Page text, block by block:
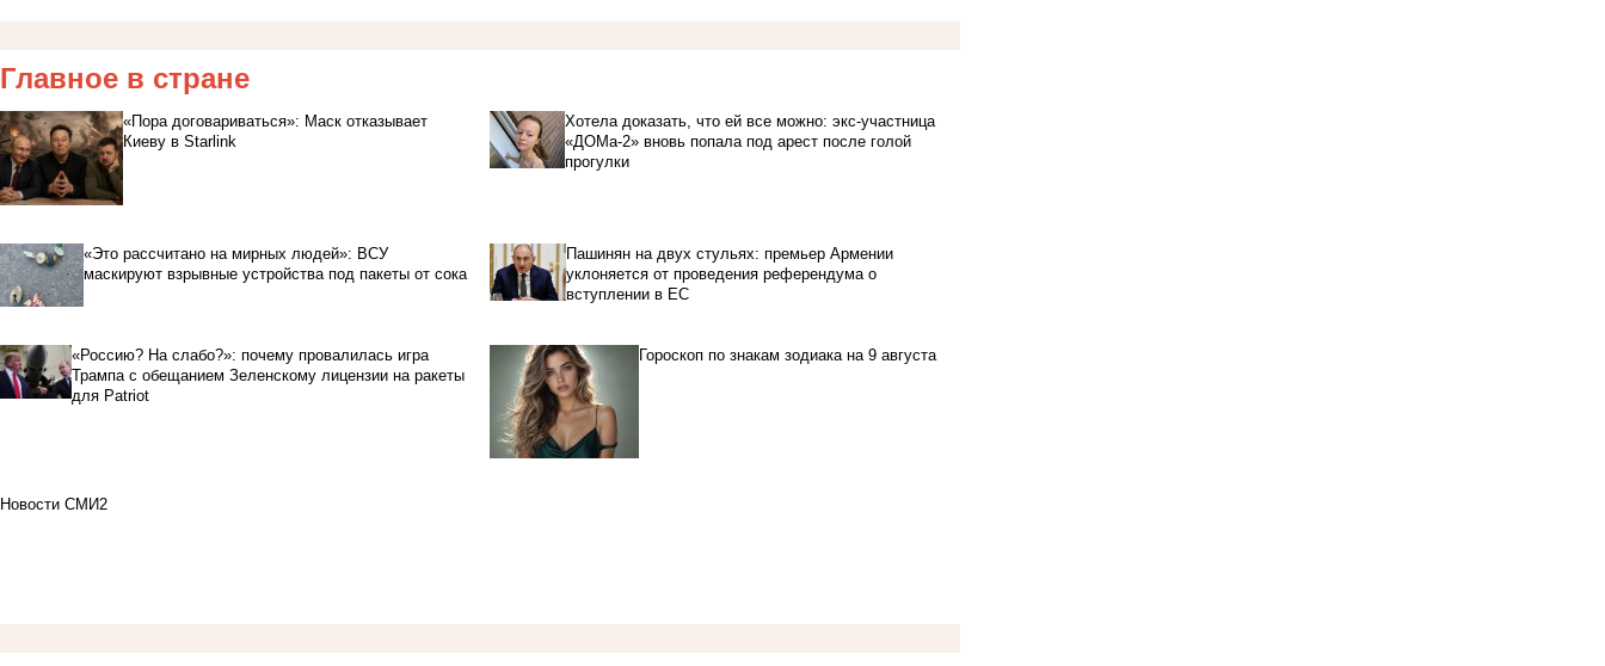
Главное в стране
«Пора договариваться»: Маск отказывает
Киеву в Starlink
Хотела доказать, что ей все можно: экс-участница
«ДОМа-2» вновь попала под арест после голой
прогулки
«Это рассчитано на мирных людей»: ВСУ
маскируют взрывные устройства под пакеты от сока
Пашинян на двух стульях: премьер Армении
уклоняется от проведения референдума о
вступлении в ЕС
«Россию? На слабо?»: почему провалилась игра
Трампа с обещанием Зеленскому лицензии на ракеты
для Patriot
Гороскоп по знакам зодиака на 9 августа
Новости СМИ2